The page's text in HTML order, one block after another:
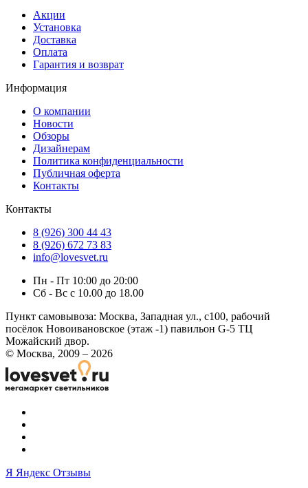
Акции
Установка
Доставка
Оплата
Гарантия и возврат
Информация
О компании
Новости
Обзоры
Дизайнерам
Политика конфиденциальности
Публичная оферта
Контакты
Контакты
8 (926) 300 44 43
8 (926) 672 73 83
info@lovesvet.ru
Пн - Пт 10:00 до 20:00
Сб - Вс с 10.00 до 18.00
Пункт самовывоза: Москва, Западная ул., с100, рабочий
посёлок Новоивановское (этаж -1) павильон G-5 ТЦ
Можайский двор.
© Москва, 2009 – 2026
Я Яндекс Отзывы